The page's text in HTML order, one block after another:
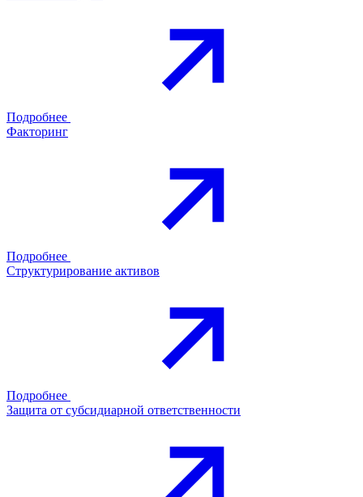
Подробнее
Факторинг
Подробнее
Структурирование активов
Подробнее
Защита от субсидиарной ответственности